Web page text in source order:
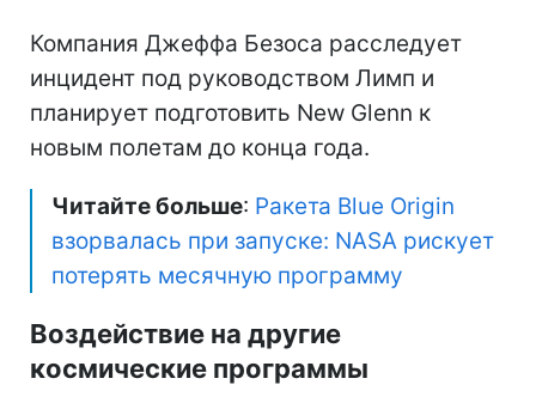
Компания Джеффа Безоса расследует
инцидент под руководством Лимп и
планирует подготовить New Glenn к
новым полетам до конца года.
Читайте больше: Ракета Blue Origin
взорвалась при запуске: NASA рискует
потерять месячную программу
Воздействие на другие
космические программы